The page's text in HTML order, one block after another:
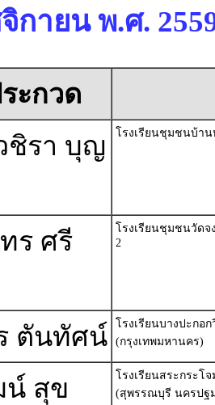
กายน พ.ศ.
ะกวด
ชิรา บุญ
โรงเรียนชุมชนบ้า
ร ศรี
โรงเรียนชุมชนวัดจ
2
ตันทัศน์
โรงเรียนบางปะกอ
(กรุงเทพมหานคร)
สุข
โรงเรียนสระกระโ
(สุพรรณบุรี นครปฐ